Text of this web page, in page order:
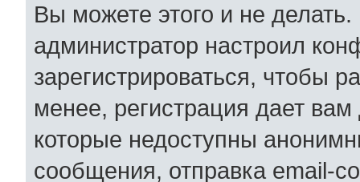
Вы можете этого и не делать.
администратор настроил
зарегистрироваться, чтобы
менее, регистрация дает
которые недоступны
сообщения, отправка email-